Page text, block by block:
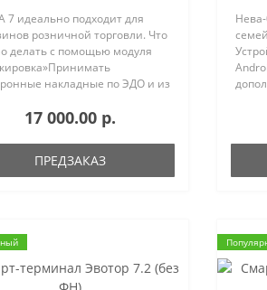
7 идеально подходит для
розничной торговли. Что
делать с помощью модуля
накладные по ЭДО и из
коды — нет ли в них
и ошибок.Принимать товар
17 000.00 р.
ПРЕДЗАКАЗ
для: